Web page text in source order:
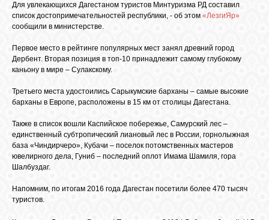
БИБЛИОТЕКА
ФОРУМ
ГОСТЕВАЯ
О САЙТЕ
Для увлекающихся Дагестаном туристов Минтуризма РД составил
список достопримечательностей республики, - об этом «ЛезгиЯр»
сообщили в министерстве.
Первое место в рейтинге популярных мест занял древний город
Дербент. Вторая позиция в топ-10 принадлежит самому глубокому
каньону в мире – Сулакскому.
Третьего места удостоились Сарыкумские барханы – самые высокие
барханы в Европе, расположены в 15 км от столицы Дагестана.
Также в список вошли Каспийское побережье, Самурский лес –
единственный субтропический лиановый лес в России, горнолыжная
база «Чиндирчеро», Кубачи – поселок потомственных мастеров
ювелирного дела, Гуниб – последний оплот Имама Шамиля, гора
Шалбуздаг.
Напомним, по итогам 2016 года Дагестан посетили более 470 тысяч
туристов.